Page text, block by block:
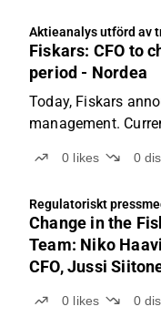
Aktieanalys utförd av
Fiskars: CFO to
period - Nordea
Today, Fiskars
management.
Niko Haavisto
management
0 likes 0
Regulatoriskt
Change in the
Team: Niko
CFO, Jussi
0 likes 0